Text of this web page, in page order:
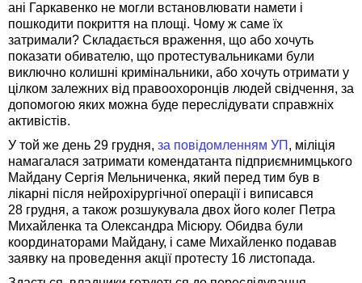
ані Гаркавенко не могли встановлювати намети і
пошкодити покриття на площі. Чому ж саме їх
затримали? Складається враження, що або хочуть
показати обивателю, що протестувальниками були
виключно колишні кримінальники, або хочуть отримати у
цілком залежних від правоохоронців людей свідчення, за
допомогою яких можна буде переслідувати справжніх
активістів.
У той же день 29 грудня, за повідомленням УП , міліція
намагалася затримати комендатанта підприємнимцького
Майдану Сергія Мельниченка, який перед тим був в
лікарні після нейрохірургічної операції і виписався
28 грудня, а також розшукувала двох його колег Петра
Михайленка та Олександра Місюру. Обидва були
координаторами Майдану, і саме Михайленко подавав
заявку на проведення акції протесту 16 листопада.